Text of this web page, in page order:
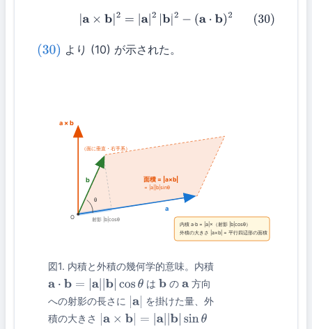
(30)| a×b| 2= a 2| b| 2− (a⋅b) 2
(30) より (10) が示された。
面積 = |a×b|
= |a||b|sinθ
射影 |b|cosθ
a
b
a × b
（面に垂直・右手系）
θ
O
内積 a·b = |a|×（射影 |b|cosθ）
外積の大きさ |a×b| = 平行四辺形の面積
図1. 内積と外積の幾何学的意味。内積
a⋅ b =| a|| |cosθ は b のa 方向
への射影の長さに
a| を掛けた量、外
積の大きさ
a×b =| ||b sin
θ